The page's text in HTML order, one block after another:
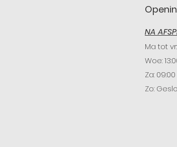
NA
Ma tot
Woe:
Za:
Zo: